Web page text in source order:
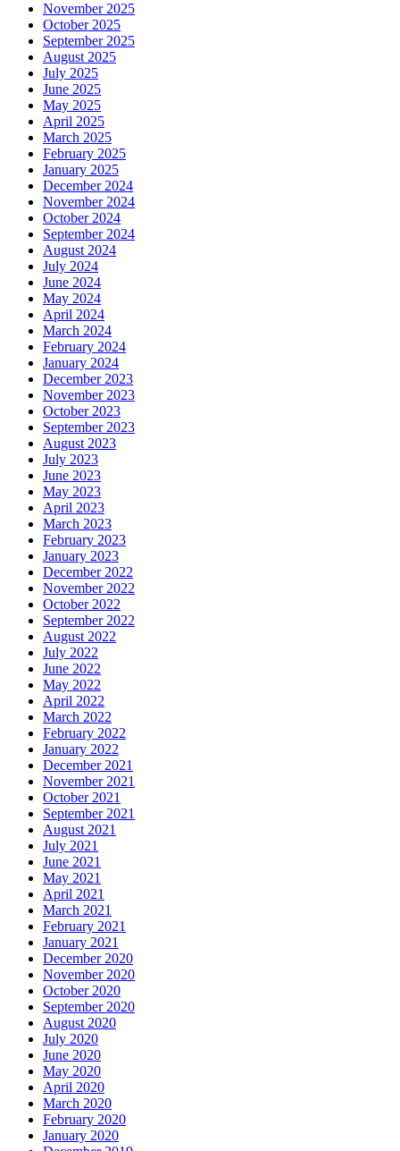
November 2025
October 2025
September 2025
August 2025
July 2025
June 2025
May 2025
April 2025
March 2025
February 2025
January 2025
December 2024
November 2024
October 2024
September 2024
August 2024
July 2024
June 2024
May 2024
April 2024
March 2024
February 2024
January 2024
December 2023
November 2023
October 2023
September 2023
August 2023
July 2023
June 2023
May 2023
April 2023
March 2023
February 2023
January 2023
December 2022
November 2022
October 2022
September 2022
August 2022
July 2022
June 2022
May 2022
April 2022
March 2022
February 2022
January 2022
December 2021
November 2021
October 2021
September 2021
August 2021
July 2021
June 2021
May 2021
April 2021
March 2021
February 2021
January 2021
December 2020
November 2020
October 2020
September 2020
August 2020
July 2020
June 2020
May 2020
April 2020
March 2020
February 2020
January 2020